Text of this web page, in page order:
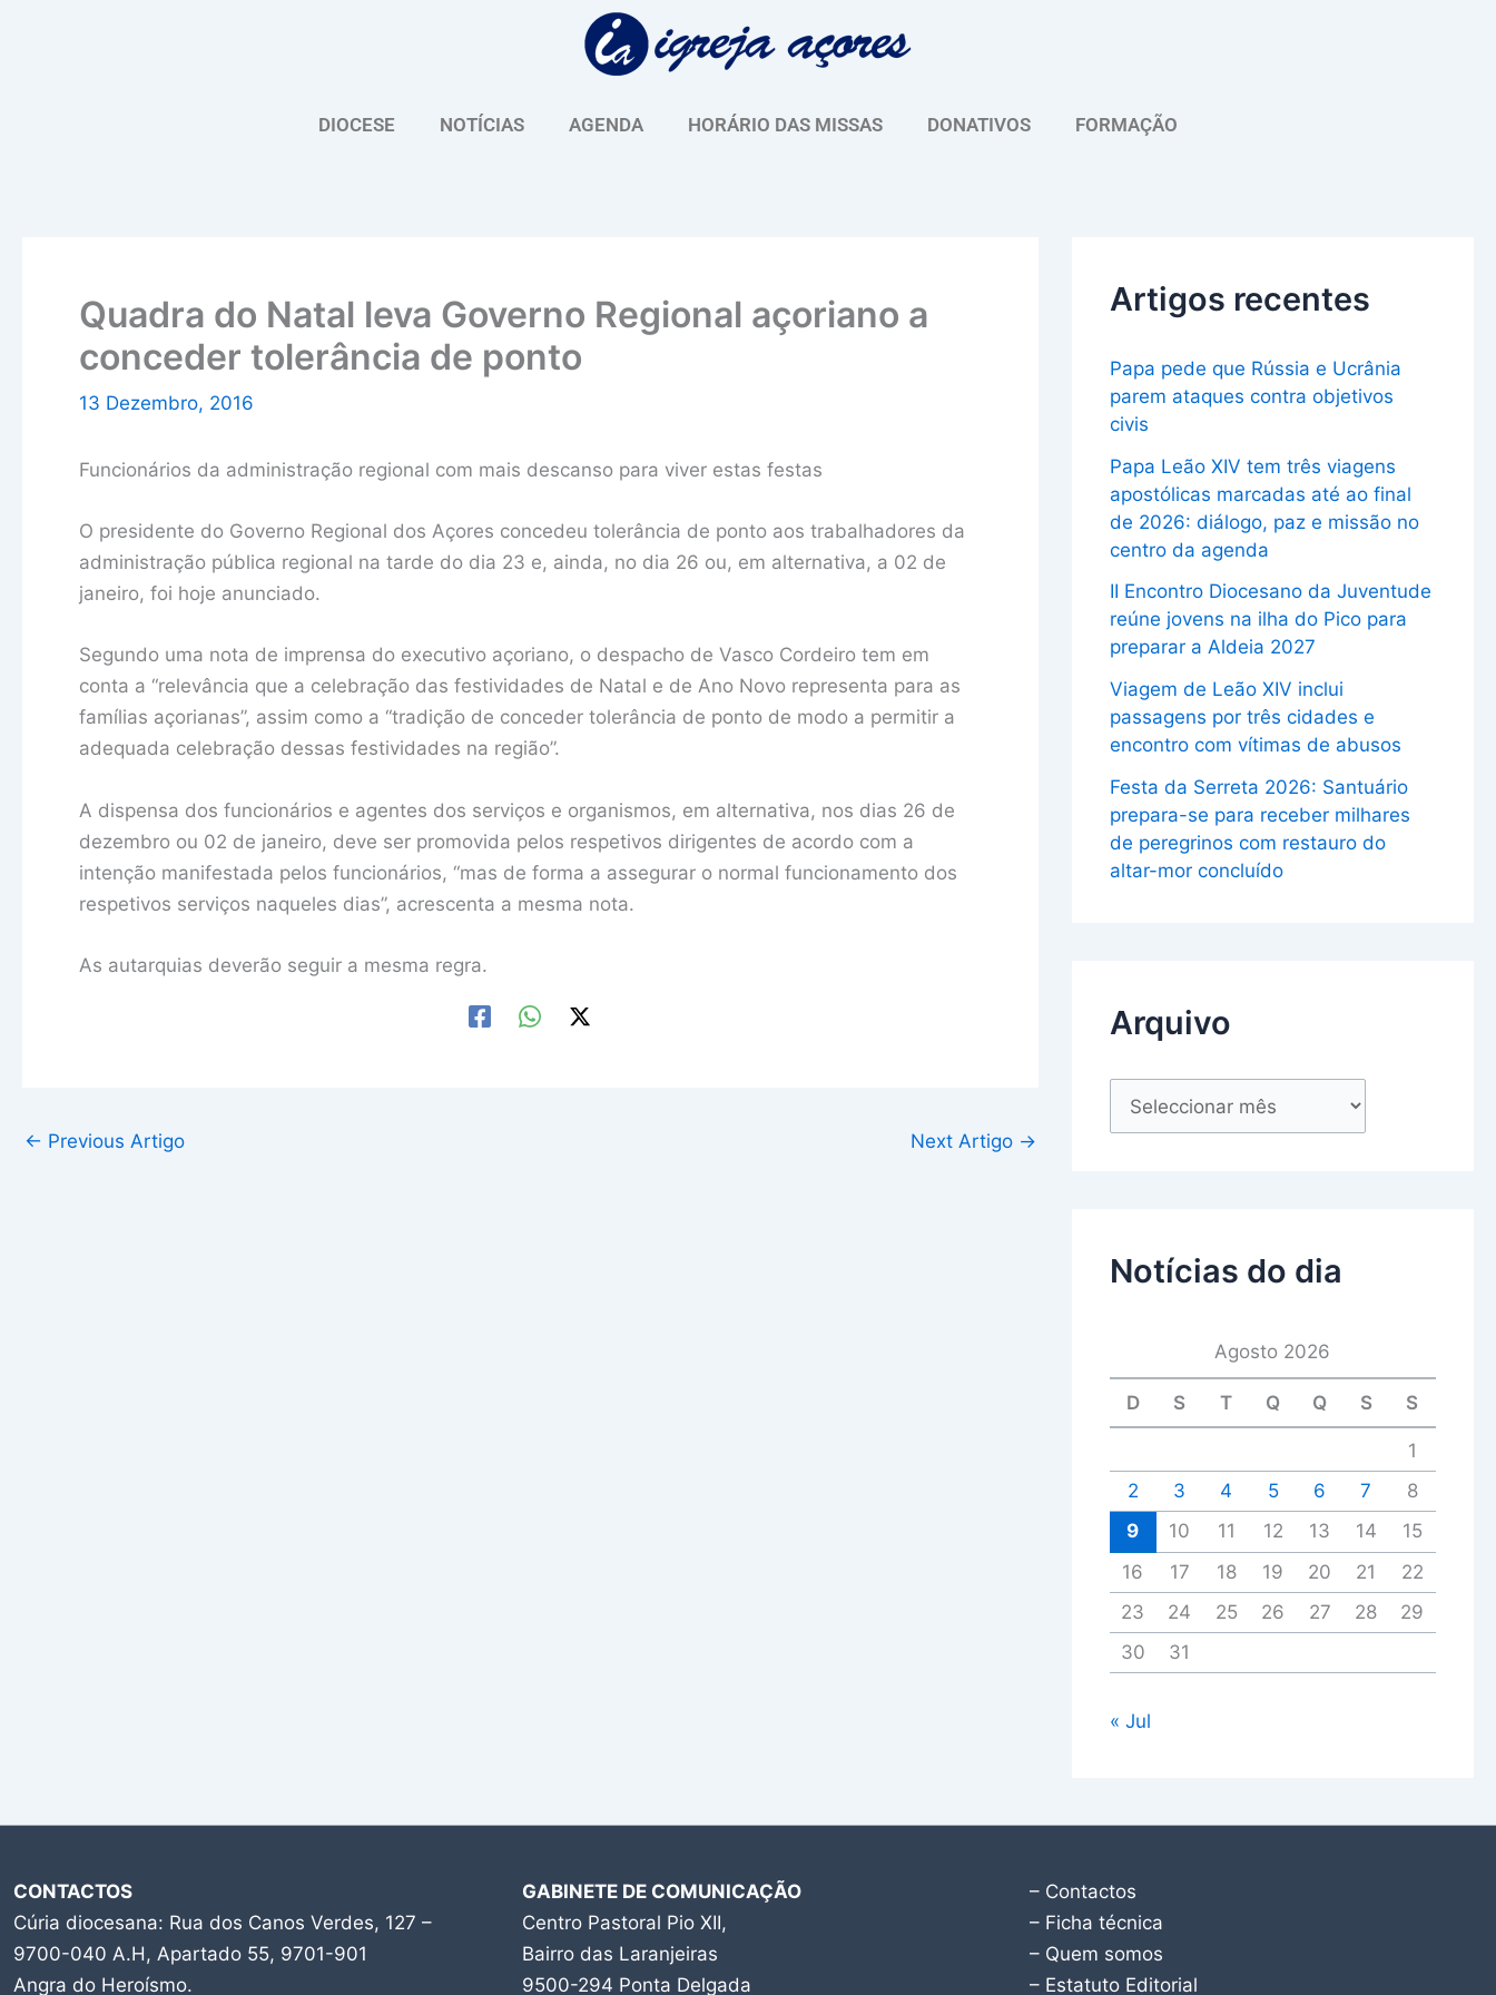
DIOCESE NOTÍCIAS AGENDA HORÁRIO DAS MISSAS DONATIVOS FORMAÇÃO
Quadra do Natal leva Governo Regional açoriano a
conceder tolerância de ponto
13 Dezembro, 2016
Funcionários da administração regional com mais descanso para viver estas festas
O presidente do Governo Regional dos Açores concedeu tolerância de ponto aos trabalhadores da
administração pública regional na tarde do dia 23 e, ainda, no dia 26 ou, em alternativa, a 02 de
janeiro, foi hoje anunciado.
Segundo uma nota de imprensa do executivo açoriano, o despacho de Vasco Cordeiro tem em
conta a “relevância que a celebração das festividades de Natal e de Ano Novo representa para as
famílias açorianas”, assim como a “tradição de conceder tolerância de ponto de modo a permitir a
adequada celebração dessas festividades na região”.
A dispensa dos funcionários e agentes dos serviços e organismos, em alternativa, nos dias 26 de
dezembro ou 02 de janeiro, deve ser promovida pelos respetivos dirigentes de acordo com a
intenção manifestada pelos funcionários, “mas de forma a assegurar o normal funcionamento dos
respetivos serviços naqueles dias”, acrescenta a mesma nota.
As autarquias deverão seguir a mesma regra.
← Previous Artigo Next Artigo →
Artigos recentes
Papa pede que Rússia e Ucrânia
parem ataques contra objetivos
civis
Papa Leão XIV tem três viagens
apostólicas marcadas até ao final
de 2026: diálogo, paz e missão no
centro da agenda
II Encontro Diocesano da Juventude
reúne jovens na ilha do Pico para
preparar a Aldeia 2027
Viagem de Leão XIV inclui
passagens por três cidades e
encontro com vítimas de abusos
Festa da Serreta 2026: Santuário
prepara-se para receber milhares
de peregrinos com restauro do
altar-mor concluído
Arquivo
u
Notícias do dia
Agosto 2026
D S T Q Q S S
1
2
3 4 5 6 7
8
9
10 11 12 13 14
15
16
17 18 19 20 21
22
23
24 25 26 27 28
29
30
31
« Jul
CONTACTOS
Cúria diocesana: Rua dos Canos Verdes, 127 –
9700-040 A.H, Apartado 55, 9701-901
Angra do Heroísmo.
GABINETE DE COMUNICAÇÃO
Centro Pastoral Pio XII,
Bairro das Laranjeiras
9500-294 Ponta Delgada
– Contactos
– Ficha técnica
– Quem somos
– Estatuto Editorial